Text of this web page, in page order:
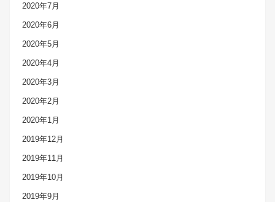
2020年7月
2020年6月
2020年5月
2020年4月
2020年3月
2020年2月
2020年1月
2019年12月
2019年11月
2019年10月
2019年9月